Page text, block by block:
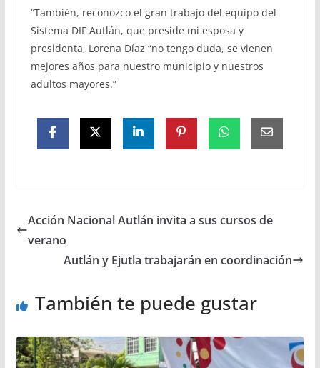
“También, reconozco el gran trabajo del equipo del
Sistema DIF Autlán, que preside mi esposa y
presidenta, Lorena Díaz “no tengo duda, se vienen
mejores años para nuestro municipio y nuestros
adultos mayores.”
Acción Nacional Autlán invita a sus cursos de
verano
Autlán y Ejutla trabajarán en coordinación
También te puede gustar